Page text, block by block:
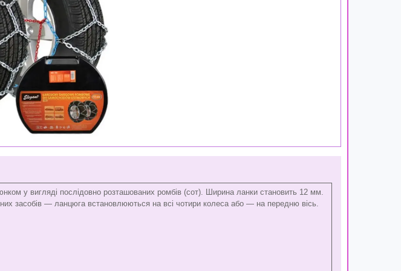
у вигляді послідовно розташованих ромбів (сот). Ширина ланки становить 12 мм.
засобів — ланцюга встановлюються на всі чотири колеса або — на передню вісь.